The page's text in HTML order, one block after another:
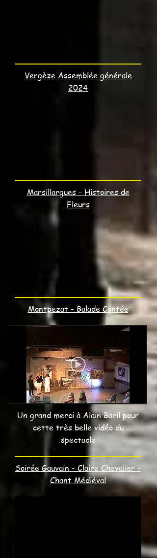
Vergèze Assemblée générale
2024
Marsillargues - Histoires de
Fleurs
Montpezat - Balade Contée
Un grand merci à Alain Baril pour
cette très belle vidéo du
spectacle
Soirée Gauvain - Claire Chevalier -
Chant Médiéval